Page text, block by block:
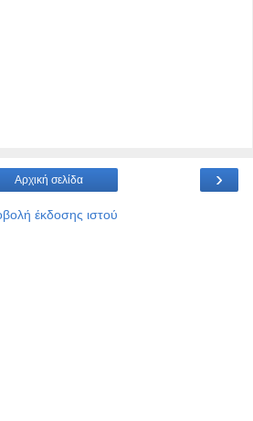
›
Αρχική σελίδα
έκδοσης ιστού